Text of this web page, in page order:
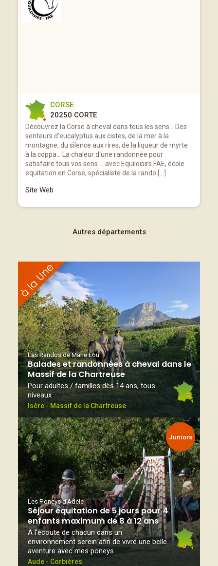
CORSE
20250 CORTE
Découvrez la Corse à cheval dans tous les sens... Des
senteurs d'eucalyptus aux cistes, de la mer à la
montagne, du silence aux rires, de la liqueur de myrte
à la coppa... La chaleur d'une randonnée pour
satisfaire tous vos sens ... avec Equiloisirs FAE, école
equitation en Corse, spécialiste de la rando […]
Site Web
Autres départements
Les Randos de Marie Lou
Balades et randonnées à cheval dans le
Massif de la Chartreuse
Pour adultes / familles dès 14 ans, tous
niveaux
Isère - Massif de la Chartreuse
Juniors
Les Poneys d'Adèle
Séjour équitation de 5 jours pour 4
enfants maximum de 8 à 12 ans
A l'écoute de chacun dans un
environnement serein afin de vivre une belle
aventure avec mes poneys
Aude - Corbières